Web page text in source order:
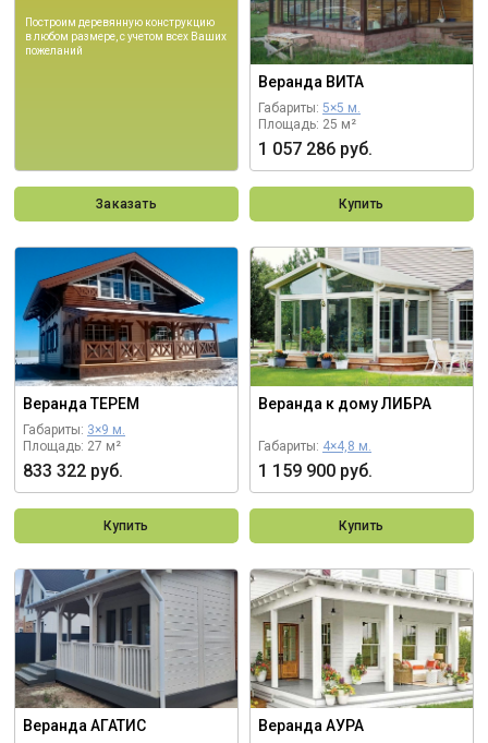
Построим деревянную конструкцию
в любом размере, с учетом всех Ваших
пожеланий
Заказать
Веранда ВИТА
Габариты: 5×5 м.
Площадь: 25 м²
1 057 286 руб.
Купить
Веранда ТЕРЕМ
Габариты: 3×9 м.
Площадь: 27 м²
833 322 руб.
Купить
Веранда к дому ЛИБРА
Габариты: 4×4,8 м.
1 159 900 руб.
Купить
Веранда АГАТИС Веранда АУРА